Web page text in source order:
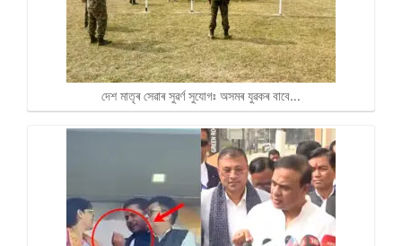
দেশ মাতৃৰ সেৱাৰ সুৱৰ্ণ সুযোগঃ অসমৰ যুৱকৰ বাবে…